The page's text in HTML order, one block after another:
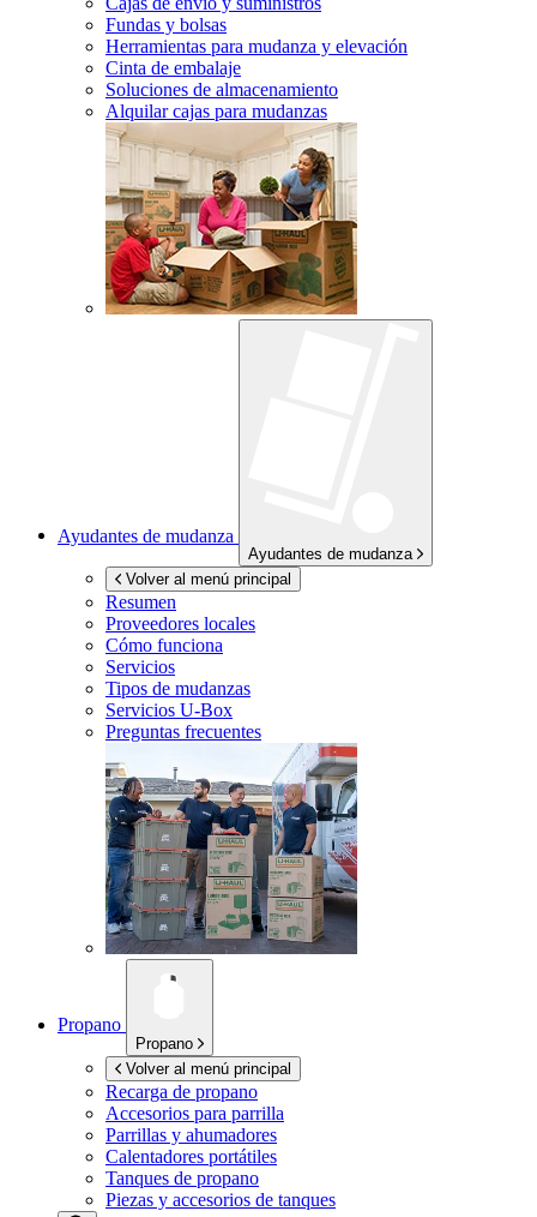
Fundas y bolsas
Herramientas para mudanza y elevación
Cinta de embalaje
Soluciones de almacenamiento
Alquilar cajas para mudanzas
Ayudantes de mudanza
Ayudantes de mudanza
Volver al menú principal
Resumen
Proveedores locales
Cómo funciona
Servicios
Tipos de mudanzas
Servicios U-Box
Preguntas frecuentes
Propano
Propano
Volver al menú principal
Recarga de propano
Accesorios para parrilla
Parrillas y ahumadores
Calentadores portátiles
Tanques de propano
Piezas y accesorios de tanques